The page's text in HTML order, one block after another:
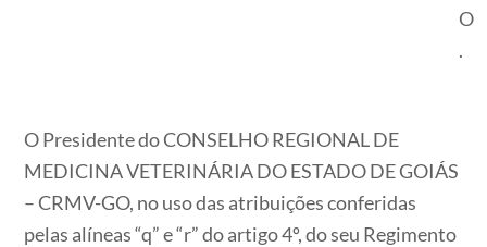
O
.
O Presidente do CONSELHO REGIONAL DE
MEDICINA VETERINÁRIA DO ESTADO DE GOIÁS
– CRMV-GO, no uso das atribuições conferidas
pelas alíneas “q” e “r” do artigo 4º, do seu Regimento